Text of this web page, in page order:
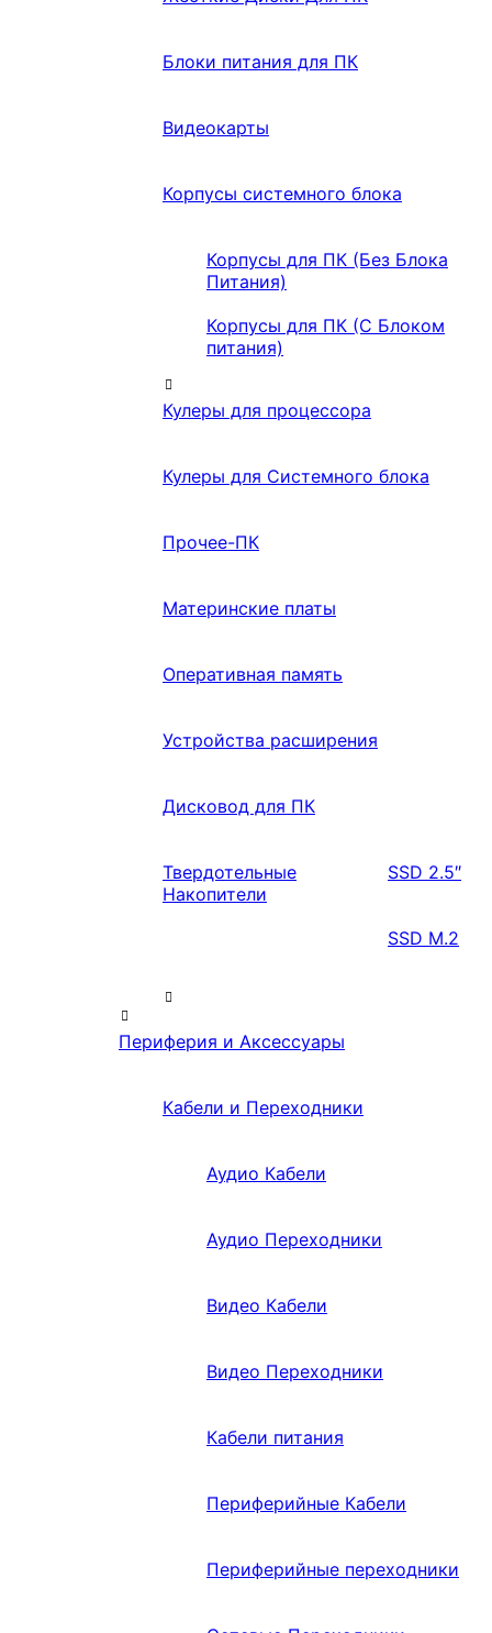
Блоки питания для ПК
Видеокарты
Корпусы системного блока
Корпусы для ПК (Без Блока
Питания)
Корпусы для ПК (С Блоком
питания)
Кулеры для процессора
Кулеры для Системного блока
Прочее-ПК
Материнские платы
Оперативная память
Устройства расширения
Дисковод для ПК
Твердотельные
Накопители
SSD 2.5″
SSD M.2
Периферия и Аксессуары
Кабели и Переходники
Аудио Кабели
Аудио Переходники
Видео Кабели
Видео Переходники
Кабели питания
Периферийные Кабели
Периферийные переходники